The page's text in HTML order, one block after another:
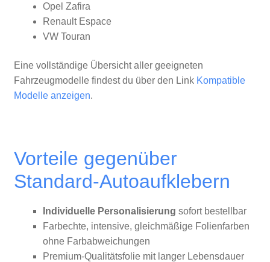
Opel Zafira
Renault Espace
VW Touran
Eine vollständige Übersicht aller geeigneten
Fahrzeugmodelle findest du über den Link Kompatible
Modelle anzeigen.
Vorteile gegenüber
Standard-Autoaufklebern
Individuelle Personalisierung sofort bestellbar
Farbechte, intensive, gleichmäßige Folienfarben
ohne Farbabweichungen
Premium-Qualitätsfolie mit langer Lebensdauer